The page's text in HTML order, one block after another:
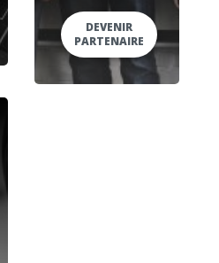
DEVENIR
PARTENAIRE